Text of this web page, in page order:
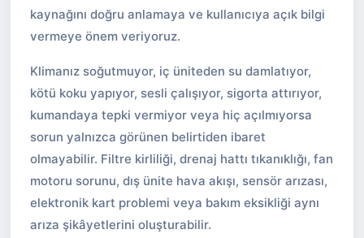
kaynağını doğru anlamaya ve kullanıcıya açık bilgi
vermeye önem veriyoruz.
Klimanız soğutmuyor, iç üniteden su damlatıyor,
kötü koku yapıyor, sesli çalışıyor, sigorta attırıyor,
kumandaya tepki vermiyor veya hiç açılmıyorsa
sorun yalnızca görünen belirtiden ibaret
olmayabilir. Filtre kirliliği, drenaj hattı tıkanıklığı, fan
motoru sorunu, dış ünite hava akışı, sensör arızası,
elektronik kart problemi veya bakım eksikliği aynı
arıza şikâyetlerini oluşturabilir.